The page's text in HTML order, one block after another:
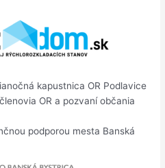
kapustnica OR Podlavice
OR a pozvaní občania
podporou mesta Banská